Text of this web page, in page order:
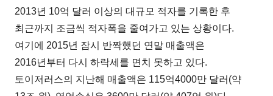
2013년 10억 달러 이상의 대규모 적자를 기록한 후
최근까지 조금씩 적자폭을 줄여가고 있는 상황이다.
여기에 2015년 잠시 반짝했던 연말 매출액은
2016년부터 다시 하락세를 면치 못하고 있다.
토이저러스의 지난해 매출액은 115억4000만 달러(약